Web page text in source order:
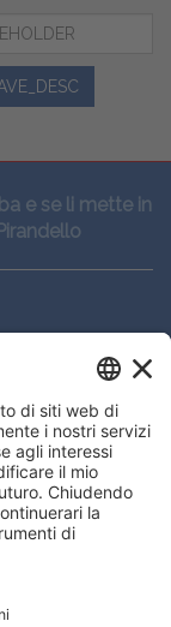
e se li mette in